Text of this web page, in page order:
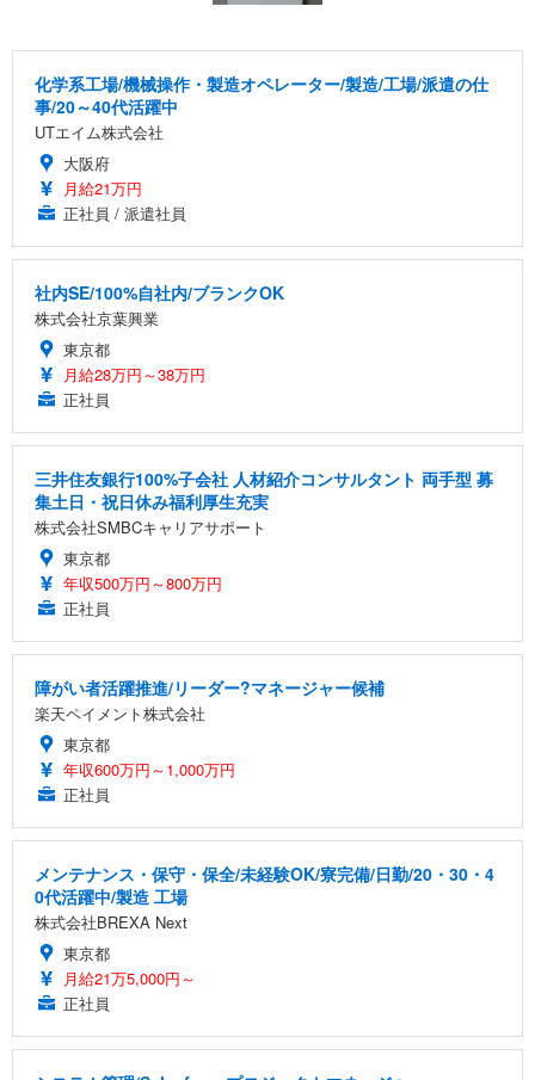
化学系工場/機械操作・製造オペレーター/製造/工場/派遣の仕
事/20～40代活躍中
UTエイム株式会社
大阪府
月給21万円
正社員 / 派遣社員
社内SE/100%自社内/ブランクOK
株式会社京葉興業
東京都
月給28万円～38万円
正社員
三井住友銀行100%子会社 人材紹介コンサルタント 両手型 募
集土日・祝日休み福利厚生充実
株式会社SMBCキャリアサポート
東京都
年収500万円～800万円
正社員
障がい者活躍推進/リーダー?マネージャー候補
楽天ペイメント株式会社
東京都
年収600万円～1,000万円
正社員
メンテナンス・保守・保全/未経験OK/寮完備/日勤/20・30・4
0代活躍中/製造 工場
株式会社BREXA Next
東京都
月給21万5,000円～
正社員